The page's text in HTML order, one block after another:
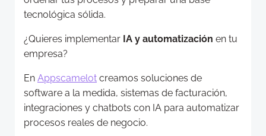
tecnológica sólida.
¿Quieres implementar IA y automatización en tu
empresa?
En Appscamelot creamos soluciones de
software a la medida, sistemas de facturación,
integraciones y chatbots con IA para automatizar
procesos reales de negocio.